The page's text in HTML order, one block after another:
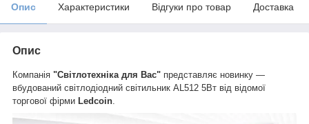
Опис Характеристики Відгуки про товар Доставка
Опис
Компанія "Світлотехніка для Вас" представляє новинку —
вбудований світлодіодний світильник AL512 5Вт від відомої
торгової фірми Ledcoin